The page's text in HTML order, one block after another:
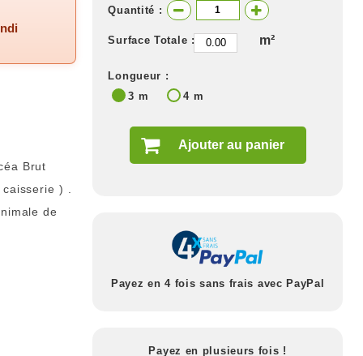
Brut
) .
de
Quantité :
Surface Totale : m²
Longueur :
3 m
4 m
Ajouter au panier
Payez en 4 fois sans frais avec PayPal
Payez en plusieurs fois !